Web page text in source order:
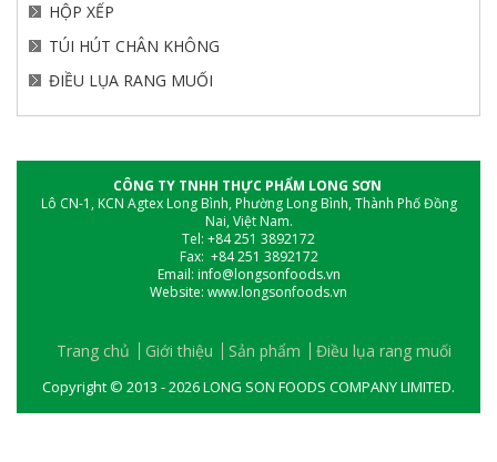
HỘP XẾP
TÚI HÚT CHÂN KHÔNG
ĐIỀU LỤA RANG MUỐI
CÔNG TY TNHH THỰC PHẨM LONG SƠN
Lô CN-1, KCN Agtex Long Bình, Phường Long Bình, Thành Phố Đồng
Nai, Việt Nam.
Tel: +84 251 3892172
Fax: +84 251 3892172
Email: info@longsonfoods.vn
Website: www.longsonfoods.vn
Trang chủ Giới thiệu Sản phẩm Điều lụa rang muối
Copyright © 2013 - 2026 LONG SON FOODS COMPANY LIMITED.